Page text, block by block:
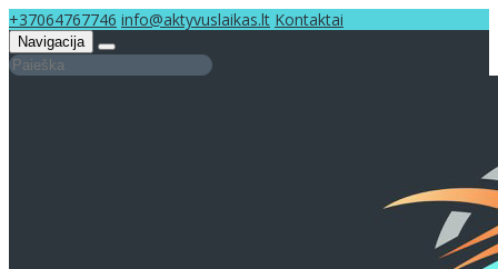
+37064767746 info@aktyvuslaikas.lt Kontaktai
Navigacija